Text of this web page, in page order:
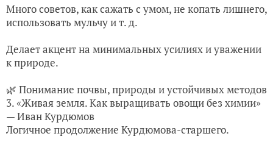
Много советов, как сажать с умом, не копать лишнего,
использовать мульчу и т. д.
Делает акцент на минимальных усилиях и уважении
к природе.
🌿 Понимание почвы, природы и устойчивых методов
3. «Живая земля. Как выращивать овощи без химии»
— Иван Курдюмов
Логичное продолжение Курдюмова-старшего.